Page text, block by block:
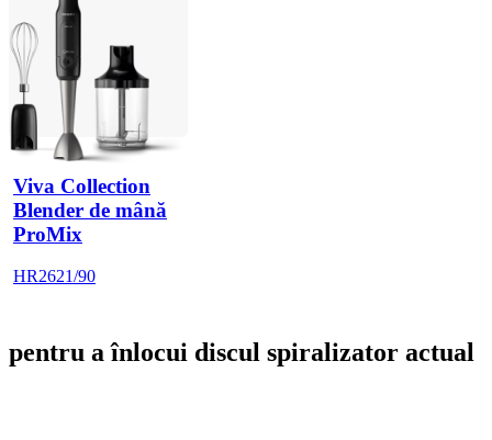
Viva Collection
Blender de mână
ProMix
HR2621/90
pentru a înlocui discul spiralizator actual